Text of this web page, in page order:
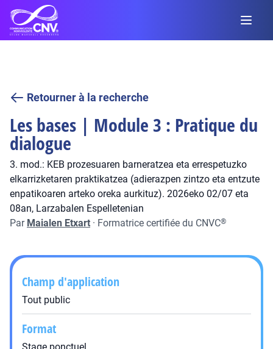
Retourner à la recherche
Les bases | Module 3 : Pratique du
dialogue
3. mod.: KEB prozesuaren barneratzea eta errespetuzko
elkarrizketaren praktikatzea (adierazpen zintzo eta entzute
enpatikoaren arteko oreka aurkituz). 2026eko 02/07 eta
08an, Larzabalen Espelletenian
Par Maialen Etxart · Formatrice certifiée du CNVC®
Champ d'application
Tout public
Format